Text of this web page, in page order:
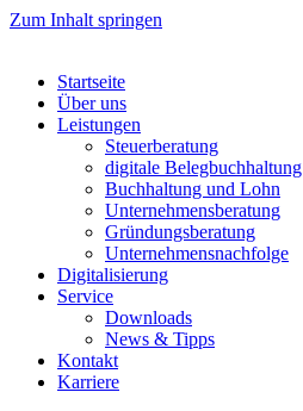
Zum Inhalt springen
Startseite
Über uns
Leistungen
Steuerberatung
digitale Belegbuchhaltung
Buchhaltung und Lohn
Unternehmensberatung
Gründungsberatung
Unternehmensnachfolge
Digitalisierung
Service
Downloads
News & Tipps
Kontakt
Karriere